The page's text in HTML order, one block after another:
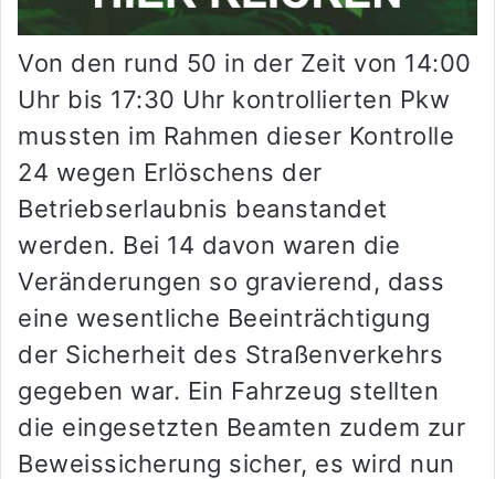
Von den rund 50 in der Zeit von 14:00
Uhr bis 17:30 Uhr kontrollierten Pkw
mussten im Rahmen dieser Kontrolle
24 wegen Erlöschens der
Betriebserlaubnis beanstandet
werden. Bei 14 davon waren die
Veränderungen so gravierend, dass
eine wesentliche Beeinträchtigung
der Sicherheit des Straßenverkehrs
gegeben war. Ein Fahrzeug stellten
die eingesetzten Beamten zudem zur
Beweissicherung sicher, es wird nun